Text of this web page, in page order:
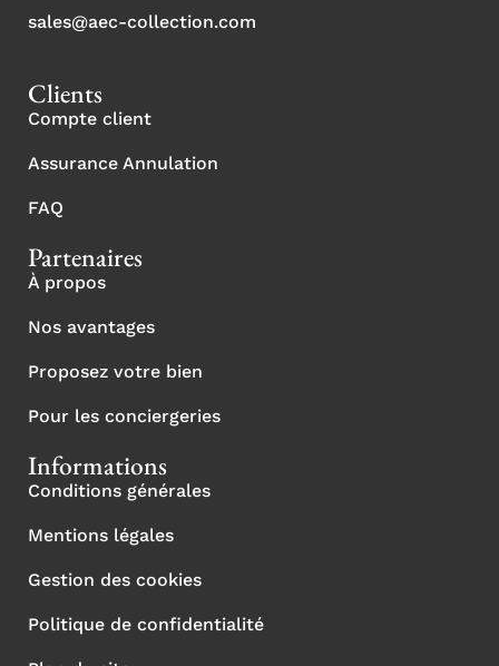
sales@aec-collection.com
Clients
Compte client
Assurance Annulation
FAQ
Partenaires
À propos
Nos avantages
Proposez votre bien
Pour les conciergeries
Informations
Conditions générales
Mentions légales
Gestion des cookies
Politique de confidentialité